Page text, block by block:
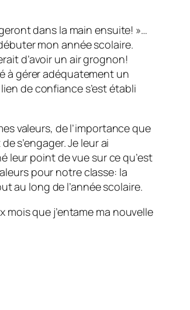
dans la main ensuite! »…
mon année scolaire.
d’avoir un air grognon!
à gérer adéquatement un
de confiance s’est établi
valeurs, de l’importance que
s’engager. Je leur ai
leur point de vue sur ce qu’est
pour notre classe: la
au long de l’année scolaire.
que j’entame ma nouvelle